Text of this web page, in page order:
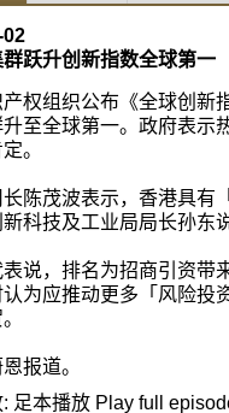
02
群跃升创新指数全球第
产权组织公布《全球创
至全球第一。政府表示
。
陈茂波表示，香港具有
科技及工业局局长孙东
说，排名为招商引资带
为应推动更多「风险投
报道。
足本播放 Play full